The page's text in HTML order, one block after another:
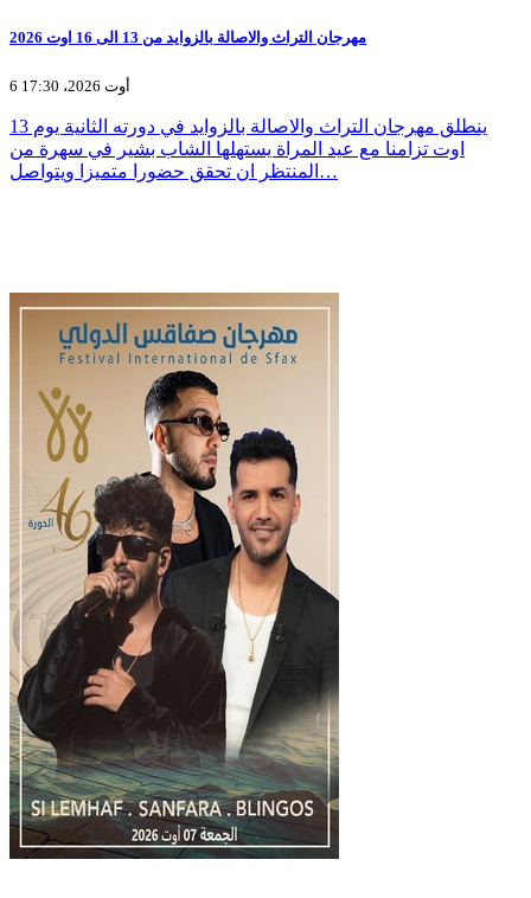
مهرجان التراث والاصالة بالزوايد من 13 الى 16 اوت 2026
6 أوت 2026، 17:30
ينطلق مهرجان التراث والاصالة بالزوايد في دورته الثانية يوم 13
اوت تزامنا مع عيد المراة يستهلها الشاب بشير في سهرة من
المنتظر ان تحقق حضورا متميزا ويتواصل…